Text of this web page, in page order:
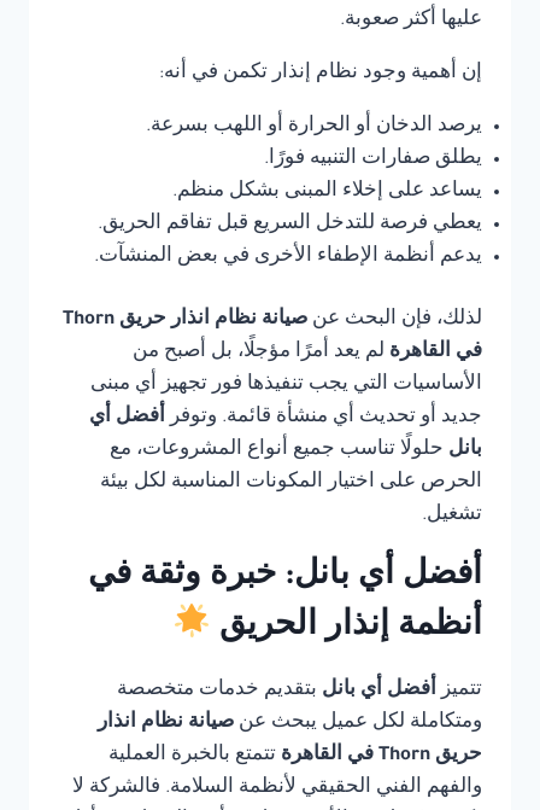
عليها أكثر صعوبة.
إن أهمية وجود نظام إنذار تكمن في أنه:
يرصد الدخان أو الحرارة أو اللهب بسرعة.
يطلق صفارات التنبيه فورًا.
يساعد على إخلاء المبنى بشكل منظم.
يعطي فرصة للتدخل السريع قبل تفاقم الحريق.
يدعم أنظمة الإطفاء الأخرى في بعض المنشآت.
لذلك، فإن البحث عن
صيانة نظام انذار حريق Thorn
في القاهرة لم يعد أمرًا مؤجلًا، بل أصبح من
الأساسيات التي يجب تنفيذها فور تجهيز أي مبنى
جديد أو تحديث أي منشأة قائمة. وتوفر أفضل أي
بانل حلولًا تناسب جميع أنواع المشروعات، مع
الحرص على اختيار المكونات المناسبة لكل بيئة
تشغيل.
أفضل أي بانل: خبرة وثقة في
أنظمة إنذار الحريق
تتميز أفضل أي بانل بتقديم خدمات متخصصة
ومتكاملة لكل عميل يبحث عن صيانة نظام انذار
حريق Thorn في القاهرة
تتمتع بالخبرة العملية
والفهم الفني الحقيقي لأنظمة السلامة. فالشركة لا